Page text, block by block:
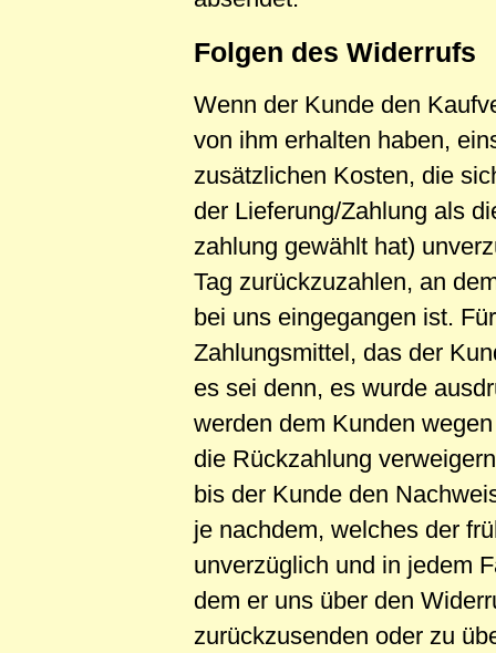
Folgen des Widerrufs
Wenn der Kunde den
von ihm erhalten haben,
zusätzlichen Kosten, die
der Lieferung/Zahlung als
zahlung gewählt hat)
Tag zurückzuzahlen, an
bei uns eingegangen ist.
Zahlungsmittel, das der
es sei denn, es wurde
werden dem Kunden
die Rückzahlung
bis der Kunde den
je nachdem, welches der
unverzüglich und in jedem
dem er uns über den
zurückzusenden oder zu